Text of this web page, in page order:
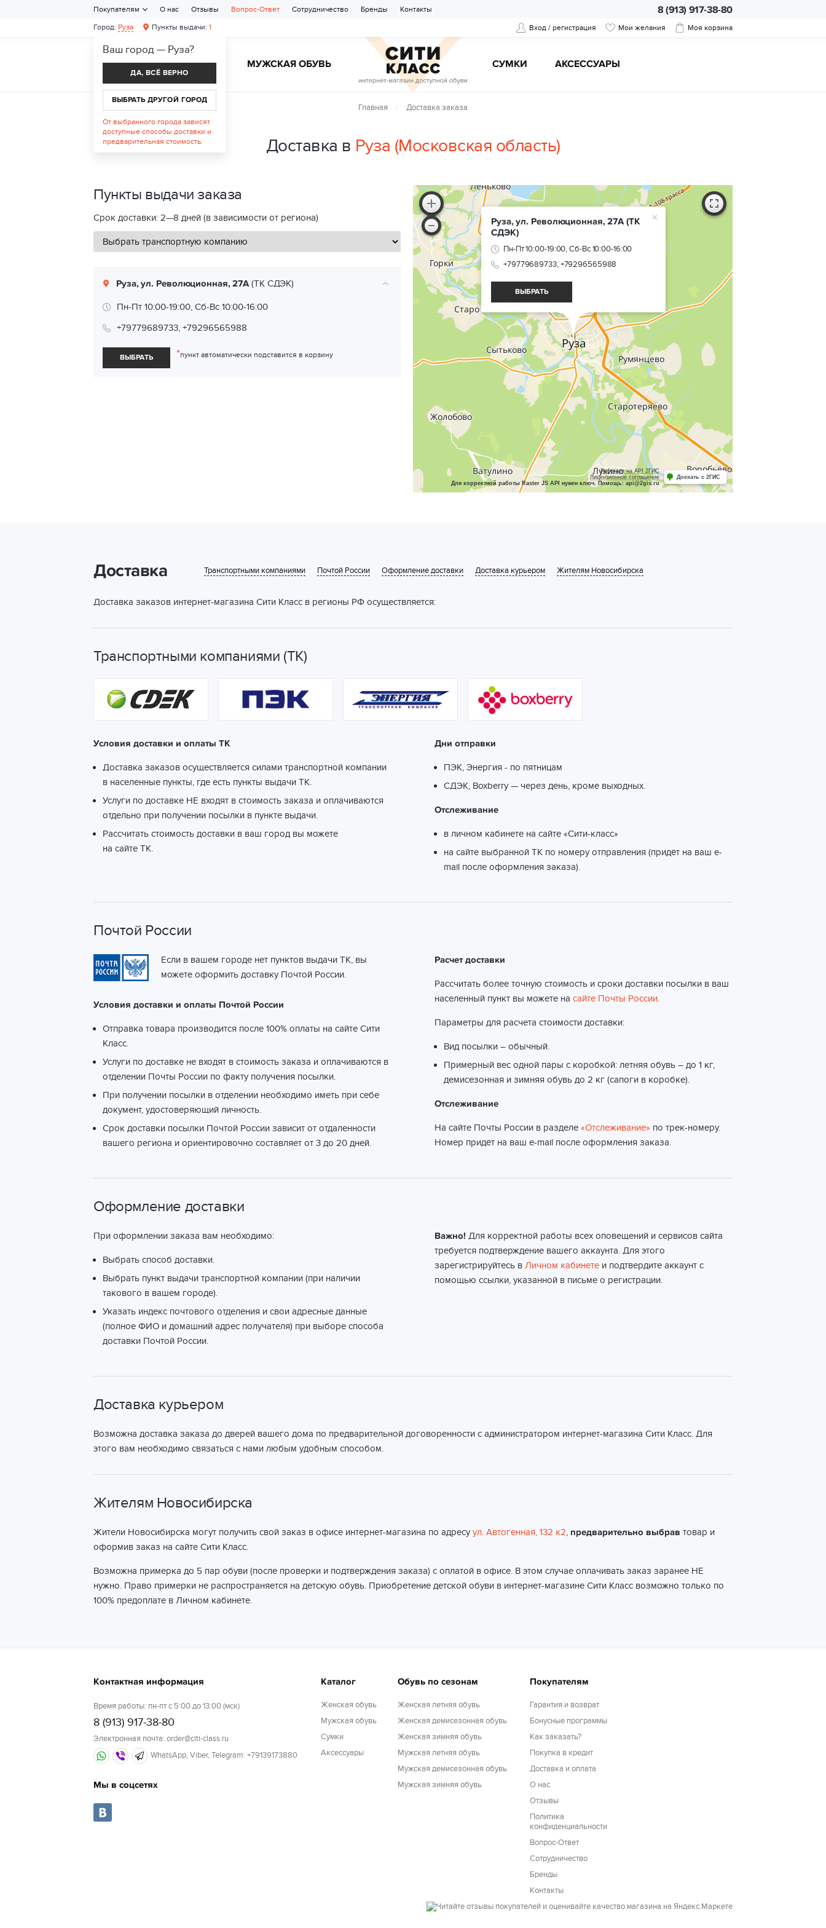
Вход / регистрация Мои желания Моя корзина
ЖЕНСКАЯ ОБУВЬ МУЖСКАЯ ОБУВЬ CУМКИ АКСЕССУАРЫ
Город: Руза Пункты выдачи: 1
8 (913) 917-38-80
Покупателям О нас Отзывы Вопрос-Ответ Сотрудничество Бренды Контакты
Главная Доставка заказа
Доставка в Руза (Московская область)
Пункты выдачи заказа
Срок доставки: 2—8 дней (в зависимости от региона)
Руза, ул. Революционная, 27A(ТК СДЭК)
Пн-Пт 10:00-19:00, Сб-Вс 10:00-16:00
+79779689733, +79296565988
ВЫБРАТЬ *пункт автоматически подставится в корзину
×
Руза, ул. Революционная, 27A(ТК
СДЭК)
Пн-Пт 10:00-19:00, Сб-Вс 10:00-16:00
+79779689733, +79296565988
ВЫБРАТЬ
Работает на API 2ГИС
Лицензионное соглашение
Для корректной работы Raster JS API нужен ключ. Помощь: api@2gis.ru
Доехать с 2ГИС
Доставка Транспортными компаниями Почтой России Оформление доставки Доставка курьером Жителям Новосибирска
Доставка заказов интернет-магазина Сити Класс в регионы РФ осуществляется:
Транспортными компаниями (ТК)
Условия доставки и оплаты ТК
Доставка заказов осуществляется силами транспортной компании
в населенные пункты, где есть пункты выдачи ТК.
Услуги по доставке НЕ входят в стоимость заказа и оплачиваются
отдельно при получении посылки в пункте выдачи.
Рассчитать стоимость доставки в ваш город вы можете
на сайте ТК.
Дни отправки
ПЭК, Энергия - по пятницам
СДЭК, Boxberry — через день, кроме выходных.
Отслеживание
в личном кабинете на сайте «Сити-класс»
на сайте выбранной ТК по номеру отправления (придёт на ваш e-
mail после оформления заказа).
Почтой России
Если в вашем городе нет пунктов выдачи ТК, вы
можете оформить доставку Почтой России.
Условия доставки и оплаты Почтой России
Отправка товара производится после 100% оплаты на сайте Сити
Класс.
Услуги по доставке не входят в стоимость заказа и оплачиваются в
отделении Почты России по факту получения посылки.
При получении посылки в отделении необходимо иметь при себе
документ, удостоверяющий личность.
Срок доставки посылки Почтой России зависит от отдаленности
вашего региона и ориентировочно составляет от 3 до 20 дней.
Расчет доставки
Рассчитать более точную стоимость и сроки доставки посылки в ваш
населенный пункт вы можете на сайте Почты России
Параметры для расчета стоимости доставки:
Вид посылки – обычный.
Примерный вес одной пары с коробкой: летняя обувь – до 1 кг,
демисезонная и зимняя обувь до 2 кг (сапоги в коробке).
Отслеживание
На сайте Почты России в разделе «Отслеживание» по трек-номеру.
Номер придёт на ваш e-mail после оформления заказа.
Оформление доставки
При оформлении заказа вам необходимо:
Выбрать способ доставки.
Выбрать пункт выдачи транспортной компании (при наличии
такового в вашем городе).
Указать индекс почтового отделения и свои адресные данные
(полное ФИО и домашний адрес получателя) при выборе способа
доставки Почтой России.
Важно! Для корректной работы всех оповещений и сервисов сайта
требуется подтверждение вашего аккаунта. Для этого
зарегистрируйтесь в Личном кабинете и подтвердите аккаунт с
помощью ссылки, указанной в письме о регистрации.
Доставка курьером
Возможна доставка заказа до дверей вашего дома по предварительной договоренности с администратором интернет-магазина Сити Класс. Для
этого вам необходимо связаться с нами любым удобным способом.
Жителям Новосибирска
Жители Новосибирска могут получить свой заказ в офисе интернет-магазина по адресуул. Автогенная, 132 к2 предварительно выбрав товар и
оформив заказ на сайте Сити Класс.
Возможна примерка до 5 пар обуви (после проверки и подтверждения заказа) с оплатой в офисе. В этом случае оплачивать заказ заранее НЕ
нужно. Право примерки не распространяется на детскую обувь. Приобретение детской обуви в интернет-магазине Сити Класс возможно только по
100% предоплате в Личном кабинете.
Контактная информация
Время работы: пн-пт с 5:00 до 13:00 (мск)
8 (913) 917-38-80
Электронная почта: order@citi-class.ru
WhatsApp, Viber, Telegram: +79139173880
Мы в соцсетях
Каталог
Женская обувь
Мужская обувь
Cумки
Аксессуары
Обувь по сезонам
Женская летняя обувь
Женская демисезонная обувь
Женская зимняя обувь
Мужская летняя обувь
Мужская демисезонная обувь
Мужская зимняя обувь
Покупателям
Гарантия и возврат
Бонусные программы
Как заказать?
Покупка в кредит
Доставка и оплата
О нас
Отзывы
Политика
конфиденциальности
Вопрос-Ответ
Сотрудничество
Бренды
Контакты
Ваш город — Руза?
ДА, ВСЁ ВЕРНО
ВЫБРАТЬ ДРУГОЙ ГОРОД
От выбранного города зависят
доступные способы доставки и
предварительная стоимость.